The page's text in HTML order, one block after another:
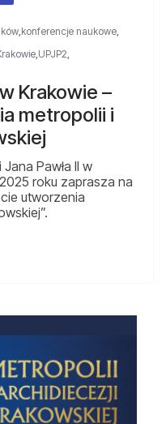
konferencje naukowe
UPJP2
Krakowie –
metropolii i
Pawła II w
roku zaprasza na
utworzenia